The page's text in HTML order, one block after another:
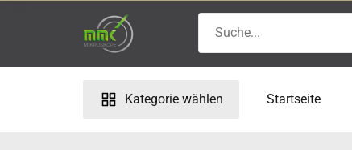
for:
Kategorie wählen Startseite